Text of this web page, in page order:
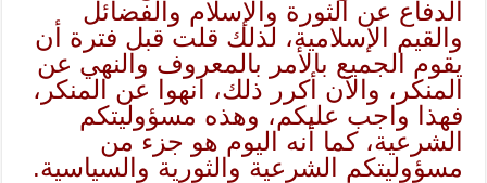
الدفاع عن الثورة والإسلام والفضائل
والقيم الإسلامية، لذلك قلت قبل فترة أن
يقوم الجميع بالأمر بالمعروف والنهي عن
المنكر، والآن أكرر ذلك، انهوا عن المنكر،
فهذا واجب عليكم، وهذه مسؤوليتكم
الشرعية، كما أنه اليوم هو جزء من
مسؤوليتكم الشرعية والثورية والسياسية.